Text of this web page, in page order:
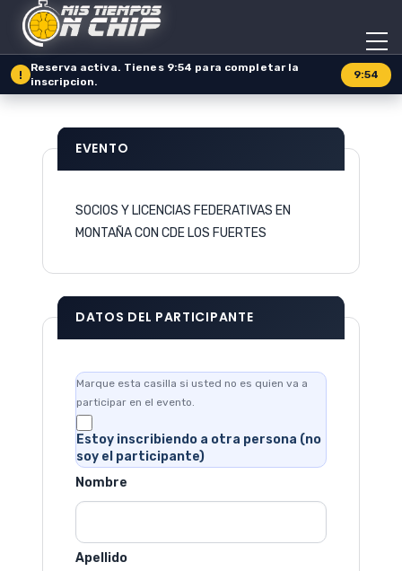
!
Reserva activa. Tienes 9:54 para completar la
inscripcion.
9:54
EVENTO
SOCIOS Y LICENCIAS FEDERATIVAS EN
MONTAÑA CON CDE LOS FUERTES
DATOS DEL PARTICIPANTE
Estoy inscribiendo a otra persona (no
soy el participante)
Marque esta casilla si usted no es quien va a
participar en el evento.
Nombre
Apellido